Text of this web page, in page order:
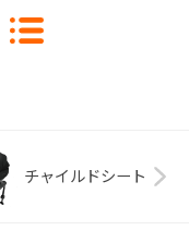
チャイルドシート